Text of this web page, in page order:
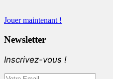
Jouer maintenant !
Newsletter
Inscrivez-vous !